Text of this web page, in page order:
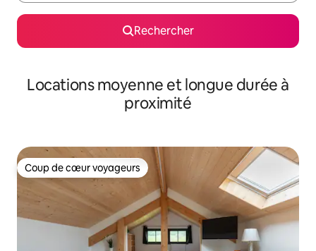
Rechercher
Locations moyenne et longue durée à
proximité
Coup de cœur voyageurs
Coup de cœur voyageurs